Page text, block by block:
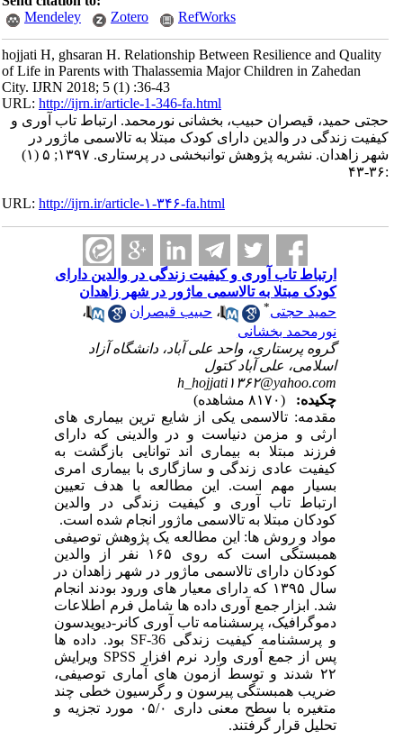
Mendeley
Zotero RefWorks
hojjati H, ghsaran H. Relationship Between Resilience and Quality
of Life in Parents with Thalassemia Major Children in Zahedan
City. IJRN 2018; 5 (1) :36-43
URL:http://ijrn.ir/article-1-346-fa.html
حجتی حمید، قیصران حبیب، بخشانی نورمحمد. ارتباط تاب آوری و
کیفیت زندگی در والدین دارای کودک مبتلا به تالاسمی ماژور در
شهر زاهدان. نشریه پژوهش توانبخشی در پرستاری. ۱۳۹۷; ۵ (۱)
URL:http://ijrn.ir/article-۱-۳۴۶-fa.html
ارتباط تاب آوری و کیفیت زندگی در والدین دارای
کودک مبتلا به تالاسمی ماژور در شهر زاهدان
حمید حجتی
،حبیب قیصران
،
نورمحمد بخشانی
گروه پرستاری، واحد علی آباد، دانشگاه آزاد
اسلامی، علی آباد کتول
h_hojjati۱۳۶۲@yahoo.com
چکیده:
مقدمه: تالاسمی یکی از شایع ترین بیماری های
ارثی و مزمن دنیاست و در والدینی که دارای
فرزند مبتلا به بیماری اند توانایی بازگشت به
کیفیت عادی زندگی و سازگاری با بیماری امری
بسیار مهم است. این مطالعه با هدف تعیین
ارتباط تاب آوری و کیفیت زندگی در والدین
کودکان مبتلا به تالاسمی ماژور انجام شده است.
مواد و روش ها: این مطالعه یک پژوهش توصیفی
همبستگی است که روی ۱۶۵ نفر از والدین
کودکان دارای تالاسمی ماژور در شهر زاهدان در
سال ۱۳۹۵ که دارای معیار های ورود بودند انجام
شد. ابزار جمع آوری داده ها شامل فرم اطلاعات
دموگرافیک، پرسشنامه تاب آوری کانر-دیویدسون
و پرسشنامه کیفیت زندگی SF-36 بود. داده ها
پس از جمع آوری وارد نرم افزار SPSS ویرایش
۲۲ شدند و توسط آزمون های آماری توصیفی،
ضریب همبستگی پیرسون و رگرسیون خطی چند
متغیره با سطح معنی داری ۰۵/۰ مورد تجزیه و
تحلیل قرار گرفتند.